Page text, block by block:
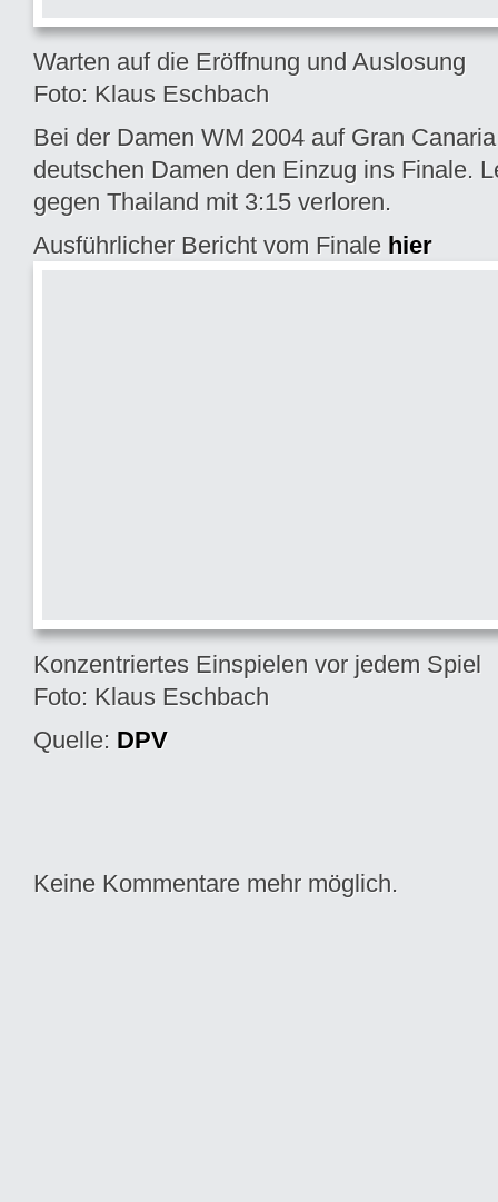
Warten auf die Eröffnung und Auslosung
Foto: Klaus Eschbach
Bei der Damen WM 2004 auf Gran
deutschen Damen den Einzug ins Finale.
gegen Thailand mit 3:15 verloren.
Ausführlicher Bericht vom Finale hier
Konzentriertes Einspielen vor jedem Spiel
Foto: Klaus Eschbach
Quelle: DPV
Keine Kommentare mehr möglich.